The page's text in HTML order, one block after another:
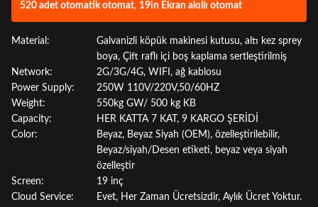
520 adet otomatik otomat, 19in Ekran akıllı otomat
Material:
Galvanizli köpük makinesi kutusu, altı kez sprey
boya, Çift raflı içi boş kaplama sertleştirilmiş
Network:
2G/3G/4G, WIFI, ağ kablosu
Power Supply:
250W 110V/220V,50/60HZ
Weight:
550kg GW/ 500 kg KB
Capacity:
HER KATTA 7 KAT, 9 KARGO ŞERİDİ
Color:
Beyaz, Beyaz Siyah (OEM), özelleştirilebilir,
Beyaz/siyah/Desen etiketi, beyaz veya siyah
özelleştir
Screen:
19 inç
Cloud Service:
Evet, Her Zaman Ücretsizdir, Aylık Ücret Yoktur.